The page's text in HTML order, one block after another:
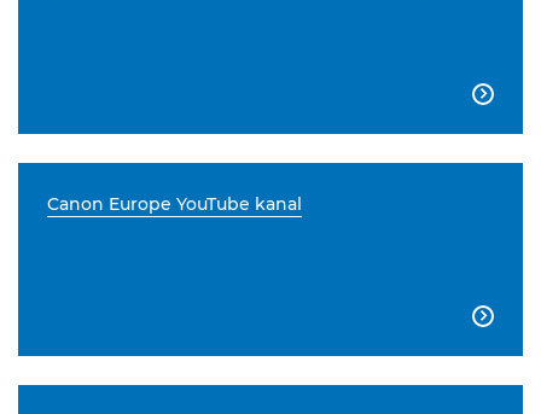

Canon Europe YouTube kanal
